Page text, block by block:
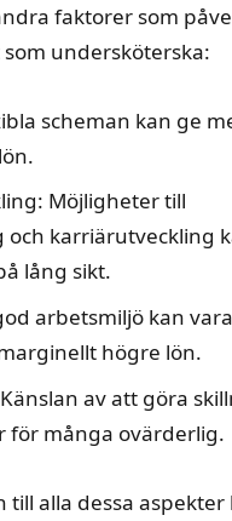
faktorer som
undersköterska:
scheman kan ge
Möjligheter till
karriärutveckling
lång sikt.
arbetsmiljö kan vara
högre lön.
av att göra
för många ovärderlig.
till alla dessa aspekter